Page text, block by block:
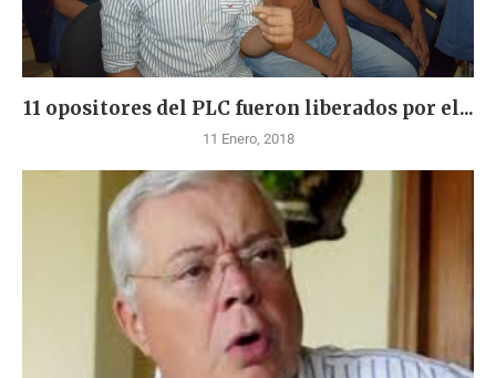
11 opositores del PLC fueron liberados por el...
11 Enero, 2018